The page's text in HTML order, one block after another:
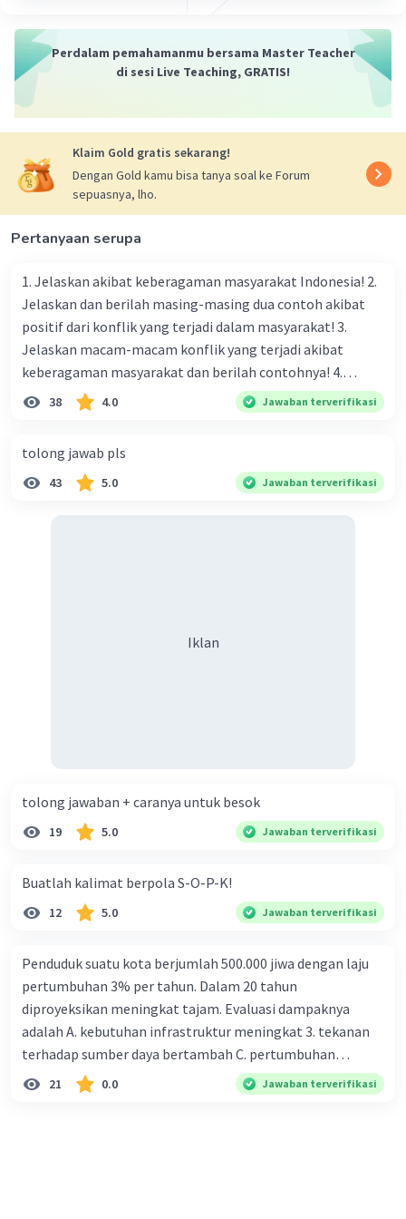
Perdalam pemahamanmu bersama Master Teacher
di sesi Live Teaching, GRATIS!
Klaim Gold gratis sekarang!
Dengan Gold kamu bisa tanya soal ke Forum
sepuasnya, lho.
Pertanyaan serupa
1. Jelaskan akibat keberagaman masyarakat Indonesia! 2.
Jelaskan dan berilah masing-masing dua contoh akibat
positif dari konflik yang terjadi dalam masyarakat! 3.
Jelaskan macam-macam konflik yang terjadi akibat
keberagaman masyarakat dan berilah contohnya! 4.
Mengapa dalam masyarakat yang memiliki keberagaman
bahasa, dan budaya. Berdasarkan pernyataan tersebut,
apa yang dapat kalian lakukan untuk menjaga
38 4.0 Jawaban terverifikasi
tolong jawab pls
43 5.0 Jawaban terverifikasi
Iklan
tolong jawaban + caranya untuk besok
19 5.0 Jawaban terverifikasi
Buatlah kalimat berpola S-O-P-K!
12 5.0 Jawaban terverifikasi
Penduduk suatu kota berjumlah 500.000 jiwa dengan laju
pertumbuhan 3% per tahun. Dalam 20 tahun
diproyeksikan meningkat tajam. Evaluasi dampaknya
adalah A. kebutuhan infrastruktur meningkat 3. tekanan
terhadap sumber daya bertambah C. pertumbuhan
eksponensial berdampak jangka panjang D. tidak
memengaruhi tata ruang E. proyeksi penduduk penting
21 0.0 Jawaban terverifikasi